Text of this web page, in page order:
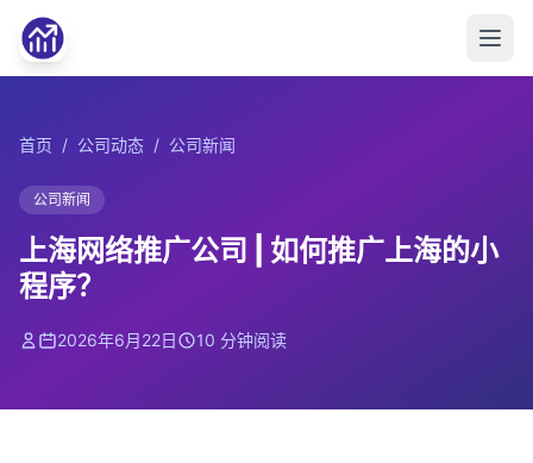
首页 / 公司动态 / 公司新闻
公司新闻
上海网络推广公司 | 如何推广上海的小
程序？
2026年6月22日 10 分钟阅读